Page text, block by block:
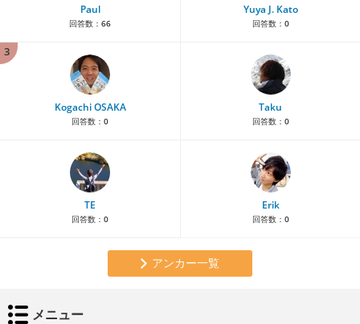
Paul
回答数： 66
Yuya J. Kato
回答数： 0
3
Kogachi OSAKA
回答数： 0
Taku
回答数： 0
TE
回答数： 0
Erik
回答数： 0
アンカー一覧
メニュー